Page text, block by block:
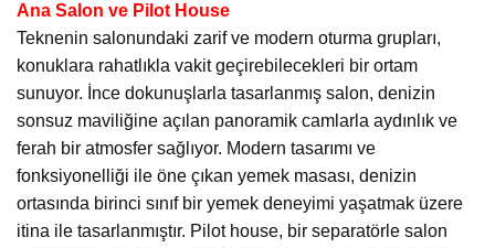
Ana Salon ve Pilot House
Teknenin salonundaki zarif ve modern oturma grupları,
konuklara rahatlıkla vakit geçirebilecekleri bir ortam
sunuyor. İnce dokunuşlarla tasarlanmış salon, denizin
sonsuz maviliğine açılan panoramik camlarla aydınlık ve
ferah bir atmosfer sağlıyor. Modern tasarımı ve
fonksiyonelliği ile öne çıkan yemek masası, denizin
ortasında birinci sınıf bir yemek deneyimi yaşatmak üzere
itina ile tasarlanmıştır. Pilot house, bir separatörle salon